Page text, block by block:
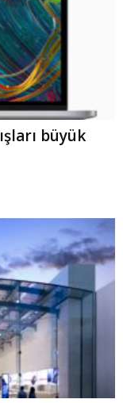
büyük